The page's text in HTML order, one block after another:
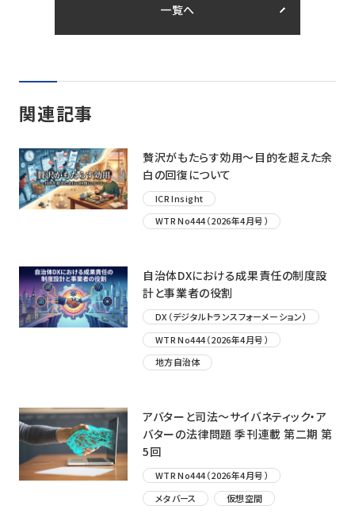
一覧へ
関連記事
贅沢がもたらす効用〜目的を超えた余
白の回復について
ICR Insight
WTR No444（2026年4月号）
自治体DXにおける成果責任の制度設
計と事業者の役割
DX（デジタルトランスフォーメーション）
WTR No444（2026年4月号）
地方自治体
アバターと司法〜サイバネティック・ア
バターの法律問題 季刊連載 第二期 第
5回
WTR No444（2026年4月号）
メタバース
仮想空間